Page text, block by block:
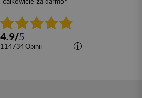
całkowicie za darmo*
4.9/5
114734 opinii